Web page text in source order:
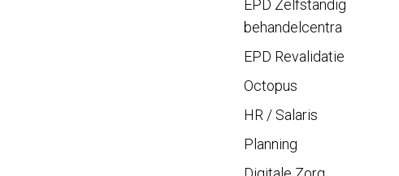
EPD Zelfstandig
behandelcentra
EPD Revalidatie
Octopus
HR / Salaris
Planning